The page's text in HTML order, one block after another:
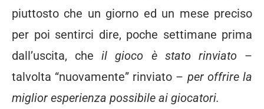
piuttosto che un giorno ed un mese preciso
per poi sentirci dire, poche settimane prima
dall’uscita, che il gioco è stato rinviato–
talvolta “nuovamente” rinviato – per offrire la
miglior esperienza possibile ai giocatori.